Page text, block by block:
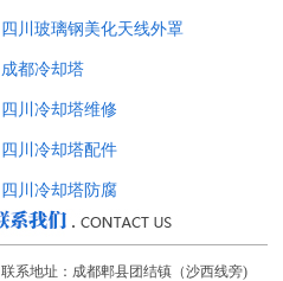
四川玻璃钢美化天线外罩
成都冷却塔
四川冷却塔维修
四川冷却塔配件
四川冷却塔防腐
联系地址：成都郫县团结镇（沙西线旁)